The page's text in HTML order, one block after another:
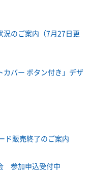
況のご案内（7月27日更
カバー ボタン付き」デザ
ド販売終了のご案内
参加申込受付中